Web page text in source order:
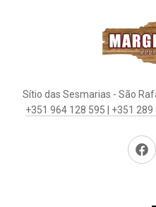
Sítio das Sesmarias - São
+351 964 128 595 | +351 289